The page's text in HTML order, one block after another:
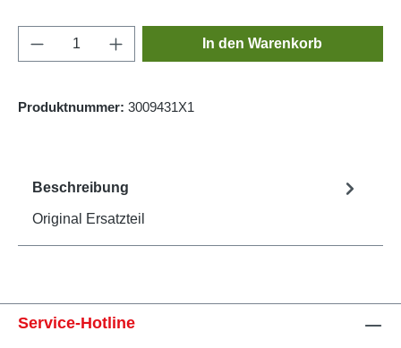
Produkt Anzahl: Gib den gewünschten
In den Warenkorb
Produktnummer: 3009431X1
Beschreibung
Original Ersatzteil
Service-Hotline